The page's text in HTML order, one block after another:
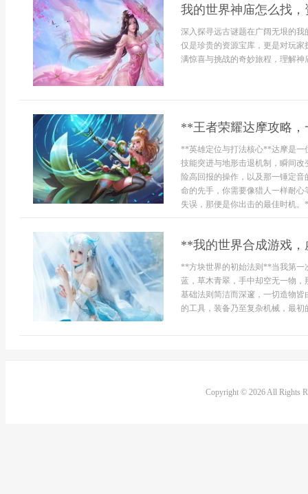
我的世界神庙怎么找
深入探寻远古谜题在广阔无垠的
仅是珍贵的资源宝库，更是对玩
满惊喜与挑战的奇妙旅程，理解
**王者荣耀达摩攻略
**英雄定位与打法核心**达摩是一
技能突进与地形击退机制，瞬间
险高回报的操作，以及那一锤定
命的先手，你需要像猎人一样耐
失误，那便是你出击的最佳时机
**我的世界合成游戏
**方块世界的初始法则**当我第一
蓝，草木青翠，手中却空无一物
基础法则简洁而深邃，一切造物
的工具，装备乃至复杂机械，最初
Copyright © 2026 All Rights